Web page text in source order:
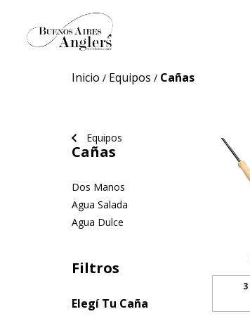
Inicio / Equipos / Cañas
Equipos
Cañas
Dos Manos
Agua Salada
Agua Dulce
Filtros
Elegí Tu Caña
3